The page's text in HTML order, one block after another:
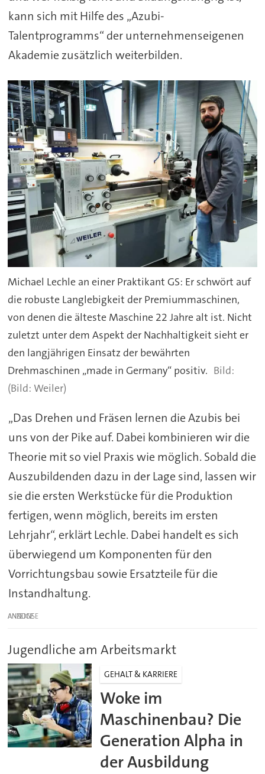
kann sich mit Hilfe des „Azubi-
Talentprogramms“ der unternehmenseigenen
Akademie zusätzlich weiterbilden.
Michael Lechle an einer Praktikant GS: Er schwört auf
die robuste Langlebigkeit der Premiummaschinen,
von denen die älteste Maschine 22 Jahre alt ist. Nicht
zuletzt unter dem Aspekt der Nachhaltigkeit sieht er
den langjährigen Einsatz der bewährten
Drehmaschinen „made in Germany“ positiv.
(Bild: Weiler)
„Das Drehen und Fräsen lernen die Azubis bei
uns von der Pike auf. Dabei kombinieren wir die
Theorie mit so viel Praxis wie möglich. Sobald die
Auszubildenden dazu in der Lage sind, lassen wir
sie die ersten Werkstücke für die Produktion
fertigen, wenn möglich, bereits im ersten
Lehrjahr“, erklärt Lechle. Dabei handelt es sich
überwiegend um Komponenten für den
Vorrichtungsbau sowie Ersatzteile für die
Instandhaltung.
ANZEIGE
Jugendliche am Arbeitsmarkt
GEHALT & KARRIERE
Woke im
Maschinenbau? Die
Generation Alpha in
der Ausbildung